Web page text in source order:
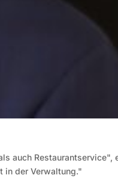
auch Restaurantservice",
in der Verwaltung."